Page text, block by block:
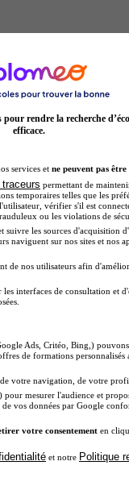
rendre la recherche
efficace.
services et ne peuvent pas être
permettant de
temporaires telles que les
vérifier s'il est
ou les violations de
suivre les sources d'acquisition
naviguent sur nos sites et nos
de nos utilisateurs afin
interfaces de consultation et
Ads, Critéo, Bing,)
de formations
votre navigation, de votre
mesurer l'audience et
vos données par Google
votre consentement en
et notre Politique